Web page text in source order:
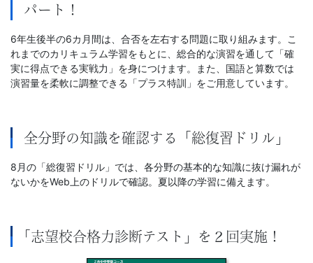
パート！
6年生後半の6カ月間は、合否を左右する問題に取り組みます。こ
れまでのカリキュラム学習をもとに、総合的な演習を通して「確
実に得点できる実戦力」を身につけます。また、国語と算数では
演習量を柔軟に調整できる「プラス特訓」をご用意しています。
全分野の知識を確認する「総復習ドリル」
8月の「総復習ドリル」では、各分野の基本的な知識に抜け漏れが
ないかをWeb上のドリルで確認。夏以降の学習に備えます。
｢志望校合格力診断テスト」を２回実施！